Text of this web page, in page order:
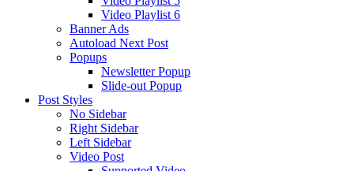
Video Playlist 6
Banner Ads
Autoload Next Post
Popups
Newsletter Popup
Slide-out Popup
Post Styles
No Sidebar
Right Sidebar
Left Sidebar
Video Post